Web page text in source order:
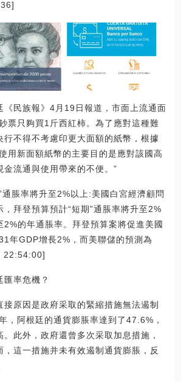
《民族報》4月19日報道，市面上流通面
票只夠買1斤西紅柿。為了應對這種難
行不得不考慮印更大面額的紙幣，根據
用新面額紙幣的主要目的是應對該國高
金流通與使用帶來的不便。”
通脹率將升至2%以上:美國白宮經濟顧問
拜登預算預計“短期”通脹率將升至2%
2%的年通脹率。拜登預算案將促進美國
年GDP增長2%，而美聯儲的預測為
22:54:00]
匯率危機？
接原因是政府采取的緊縮措施無法遏制
，阿根廷的通貨膨脹率達到了47.6%，
此外，政府還曾多次采取加息措施，
，這一措施并未有效遏制通貨膨脹，反